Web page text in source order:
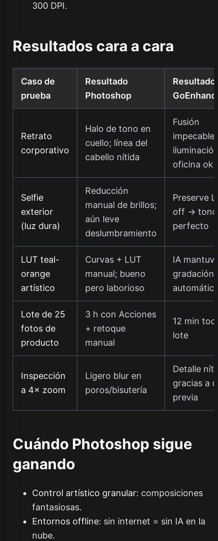
300 DPI.
Resultados cara a cara
Caso de
prueba
Resultado
Photoshop
Resultado
Retrato
corporativo
Halo de tono en
cuello; línea del
cabello nítida
Fusión
impecable;
oficina ok
Selfie
exterior
(luz dura)
Reducción
manual de brillos;
aún leve
deslumbramiento
Preserve
off → tono
perfecto
LUT teal-
orange
artístico
Curvas + LUT
manual; bueno
pero laborioso
IA
gradación
Lote de 25
fotos de
producto
3 h con Acciones
+ retoque
manual
12 min
lote
Inspección
a 4× zoom
Ligero blur en
poros/bisutería
Detalle
gracias a
previa
Cuándo Photoshop sigue
ganando
Control artístico granular: composiciones
fantasiosas.
Entornos offline: sin internet = sin IA en la
nube.